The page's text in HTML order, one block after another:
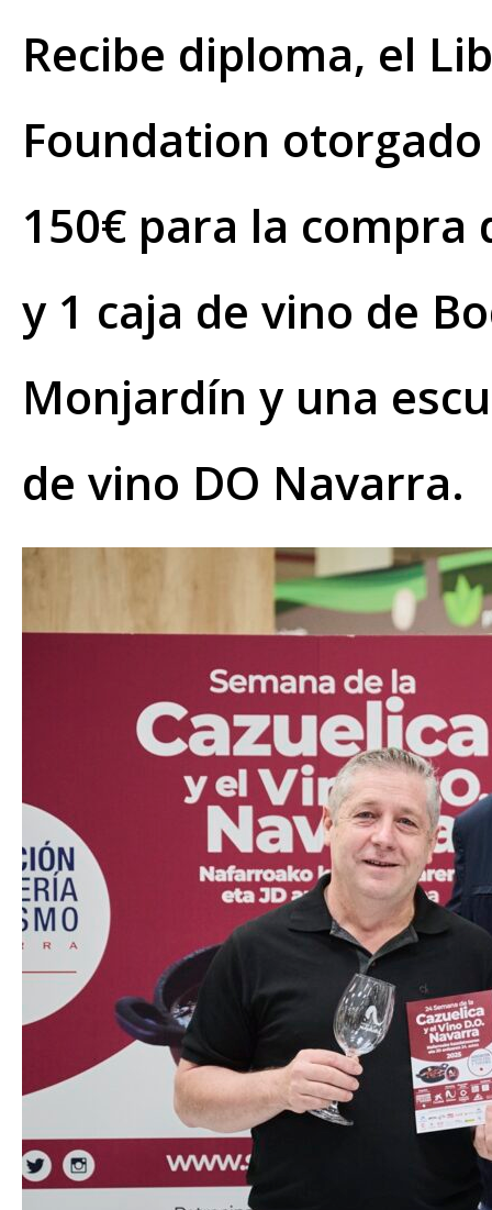
Recibe diploma, el
Foundation
150€ para la
y 1 caja de vino de
Monjardín y una
de vino DO Navarra.